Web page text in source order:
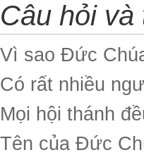
Câu hỏi
Vì sao Đức
Có rất nhiều
Mọi hội thánh
Tên của Đức